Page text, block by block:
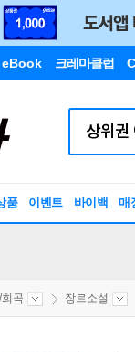
eBook 크레마클럽
품 이벤트 바이백 매
곡 장르소설